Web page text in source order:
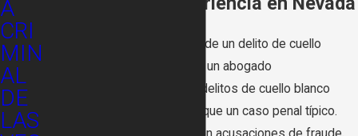
Cualquier persona acusada de un delito de cuello
blanco necesita la ayuda de un abogado
experimentado, ya que los delitos de cuello blanco
suelen ser más complejos que un caso penal típico.
A
CRI
MIN
AL
DE
LAS